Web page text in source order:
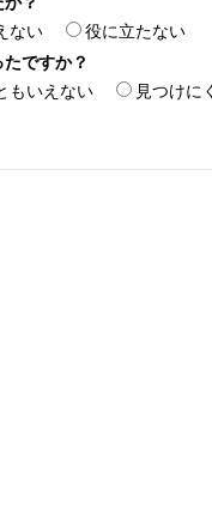
ない
役に立たない
ですか？
もいえない 見つけに